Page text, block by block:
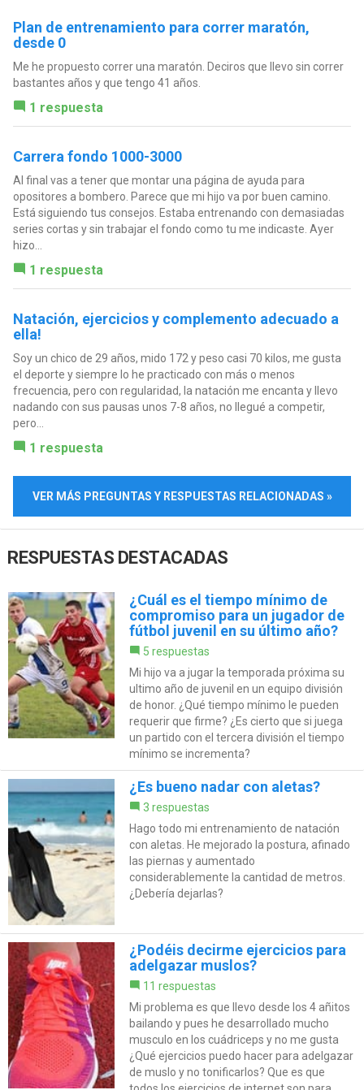
Plan de entrenamiento para correr maratón,
desde 0
Me he propuesto correr una maratón. Deciros que llevo sin correr
bastantes años y que tengo 41 años.
1 respuesta
Carrera fondo 1000-3000
Al final vas a tener que montar una página de ayuda para
opositores a bombero. Parece que mi hijo va por buen camino.
Está siguiendo tus consejos. Estaba entrenando con demasiadas
series cortas y sin trabajar el fondo como tu me indicaste. Ayer
hizo...
1 respuesta
Natación, ejercicios y complemento adecuado a
ella!
Soy un chico de 29 años, mido 172 y peso casi 70 kilos, me gusta
el deporte y siempre lo he practicado con más o menos
frecuencia, pero con regularidad, la natación me encanta y llevo
nadando con sus pausas unos 7-8 años, no llegué a competir,
pero...
1 respuesta
VER MÁS PREGUNTAS Y RESPUESTAS RELACIONADAS »
RESPUESTAS DESTACADAS
¿Cuál es el tiempo mínimo de
compromiso para un jugador de
fútbol juvenil en su último año?
5 respuestas
Mi hijo va a jugar la temporada próxima su
ultimo año de juvenil en un equipo división
de honor. ¿Qué tiempo mínimo le pueden
requerir que firme? ¿Es cierto que si juega
un partido con el tercera división el tiempo
mínimo se incrementa?
¿Es bueno nadar con aletas?
3 respuestas
Hago todo mi entrenamiento de natación
con aletas. He mejorado la postura, afinado
las piernas y aumentado
considerablemente la cantidad de metros.
¿Debería dejarlas?
¿Podéis decirme ejercicios para
adelgazar muslos?
11 respuestas
Mi problema es que llevo desde los 4 añitos
bailando y pues he desarrollado mucho
musculo en los cuádriceps y no me gusta
¿Qué ejercicios puedo hacer para adelgazar
de muslo y no tonificarlos? Que es que